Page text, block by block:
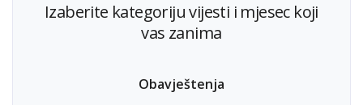
Izaberite kategoriju vijesti i mjesec koji
vas zanima
Obavještenja